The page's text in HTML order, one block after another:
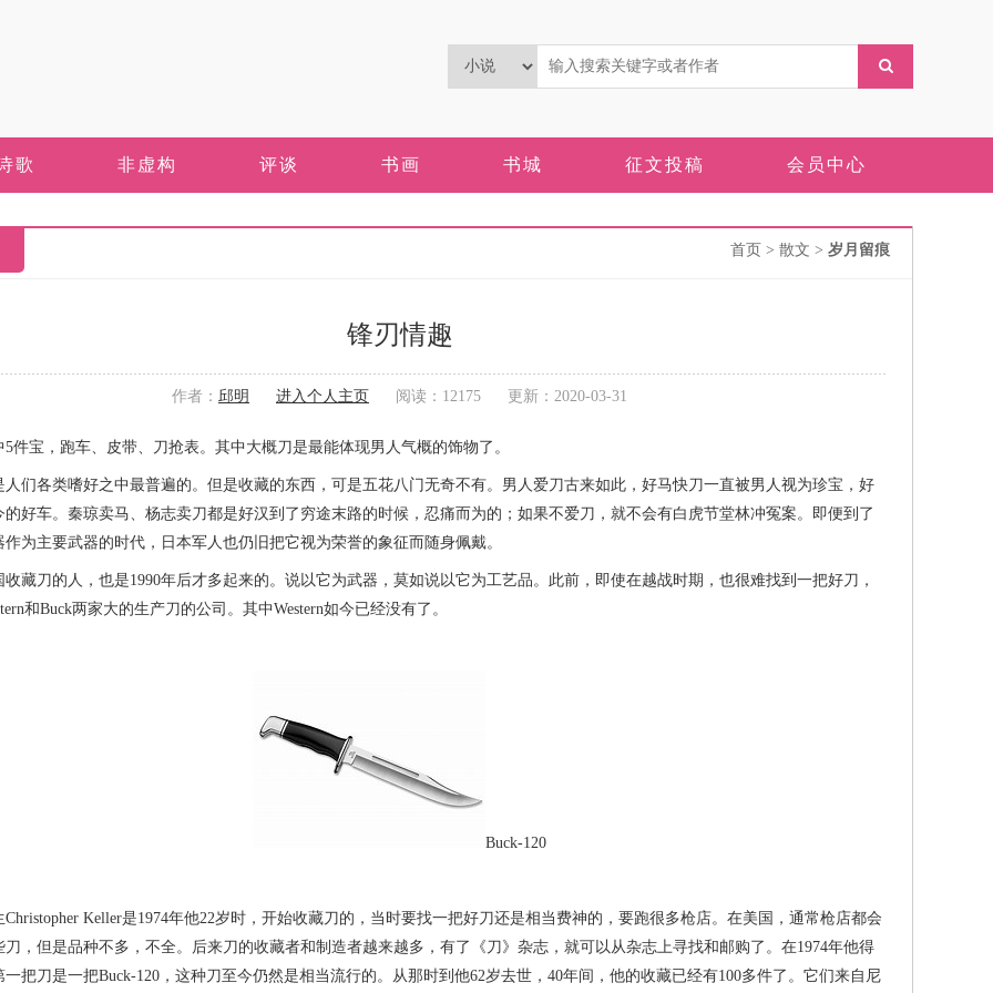
歌 非虚构 评谈 书画 书城 征文投稿 会员中心
首页 > 散文 > 岁月留痕
锋刃情趣
作者： 邱明 进入个人主页 阅读：12175 更新：2020-03-31
，跑车、皮带、刀抢表。其中大概刀是最能体现男人气概的饰物了。
各类嗜好之中最普遍的。但是收藏的东西，可是五花八门无奇不有。男人爱刀古来如此，好马快刀一直被男人视为珍宝，好
的好车。秦琼卖马、杨志卖刀都是好汉到了穷途末路的时候，忍痛而为的；如果不爱刀，就不会有白虎节堂林冲冤案。即便到了
为主要武器的时代，日本军人也仍旧把它视为荣誉的象征而随身佩戴。
刀的人，也是1990年后才多起来的。说以它为武器，莫如说以它为工艺品。此前，即使在越战时期，也很难找到一把好刀，
和Buck两家大的生产刀的公司。其中Western如今已经没有了。
Buck-120
Keller是1974年他22岁时，开始收藏刀的，当时要找一把好刀还是相当费神的，要跑很多枪店。在美国，通常枪店都会
刀，但是品种不多，不全。后来刀的收藏者和制造者越来越多，有了《刀》杂志，就可以从杂志上寻找和邮购了。在1974年他得
把刀是一把Buck-120，这种刀至今仍然是相当流行的。从那时到他62岁去世，40年间，他的收藏已经有100多件了。它们来自尼